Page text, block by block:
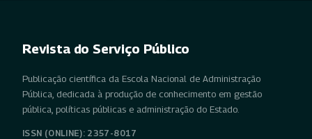
Revista do Serviço Público
Publicação científica da Escola Nacional de Administração
Pública, dedicada à produção de conhecimento em gestão
pública, políticas públicas e administração do Estado.
ISSN (ONLINE): 2357-8017